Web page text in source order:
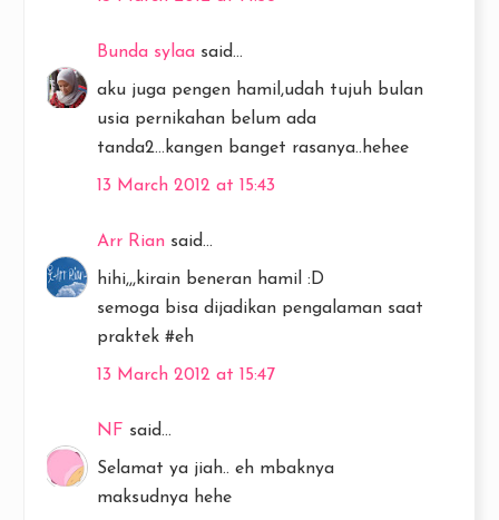
Bunda sylaa said...
aku juga pengen hamil,udah tujuh bulan
usia pernikahan belum ada
tanda2...kangen banget rasanya..hehee
13 March 2012 at 15:43
Arr Rian said...
hihi,,,kirain beneran hamil :D
semoga bisa dijadikan pengalaman saat
praktek #eh
13 March 2012 at 15:47
NF said...
Selamat ya jiah.. eh mbaknya
maksudnya hehe